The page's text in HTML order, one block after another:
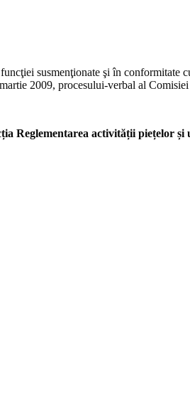
susmenţionate şi în
2009, procesului-verbal al
activității piețelor și